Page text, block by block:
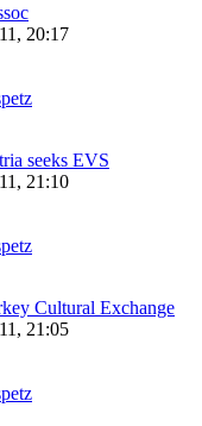
20:17
seeks EVS
21:10
Cultural Exchange
21:05